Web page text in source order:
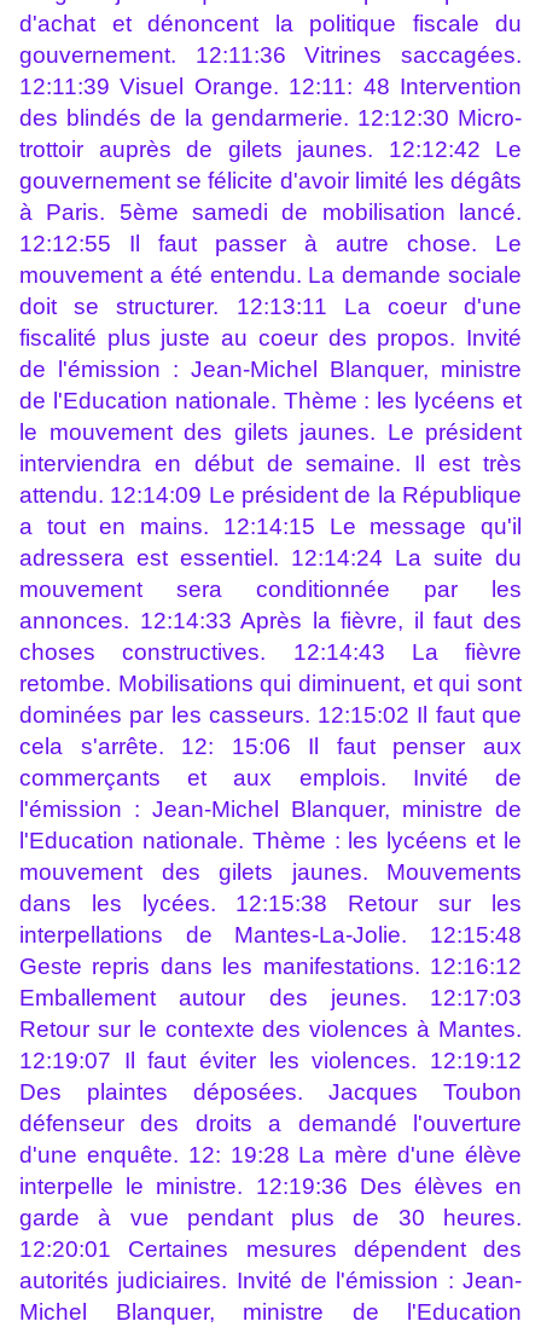
d'achat et dénoncent la politique fiscale du
gouvernement. 12:11:36 Vitrines saccagées.
12:11:39 Visuel Orange. 12:11: 48 Intervention
des blindés de la gendarmerie. 12:12:30 Micro-
trottoir auprès de gilets jaunes. 12:12:42 Le
gouvernement se félicite d'avoir limité les dégâts
à Paris. 5ème samedi de mobilisation lancé.
12:12:55 Il faut passer à autre chose. Le
mouvement a été entendu. La demande sociale
doit se structurer. 12:13:11 La coeur d'une
fiscalité plus juste au coeur des propos. Invité
de l'émission : Jean-Michel Blanquer, ministre
de l'Education nationale. Thème : les lycéens et
le mouvement des gilets jaunes. Le président
interviendra en début de semaine. Il est très
attendu. 12:14:09 Le président de la République
a tout en mains. 12:14:15 Le message qu'il
adressera est essentiel. 12:14:24 La suite du
mouvement sera conditionnée par les
annonces. 12:14:33 Après la fièvre, il faut des
choses constructives. 12:14:43 La fièvre
retombe. Mobilisations qui diminuent, et qui sont
dominées par les casseurs. 12:15:02 Il faut que
cela s'arrête. 12: 15:06 Il faut penser aux
commerçants et aux emplois. Invité de
l'émission : Jean-Michel Blanquer, ministre de
l'Education nationale. Thème : les lycéens et le
mouvement des gilets jaunes. Mouvements
dans les lycées. 12:15:38 Retour sur les
interpellations de Mantes-La-Jolie. 12:15:48
Geste repris dans les manifestations. 12:16:12
Emballement autour des jeunes. 12:17:03
Retour sur le contexte des violences à Mantes.
12:19:07 Il faut éviter les violences. 12:19:12
Des plaintes déposées. Jacques Toubon
défenseur des droits a demandé l'ouverture
d'une enquête. 12: 19:28 La mère d'une élève
interpelle le ministre. 12:19:36 Des élèves en
garde à vue pendant plus de 30 heures.
12:20:01 Certaines mesures dépendent des
autorités judiciaires. Invité de l'émission : Jean-
Michel Blanquer, ministre de l'Education